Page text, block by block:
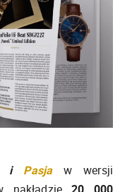
i Pasjaw wersji